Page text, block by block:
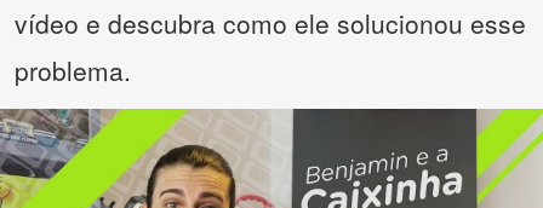
vídeo e descubra como ele solucionou esse
problema.